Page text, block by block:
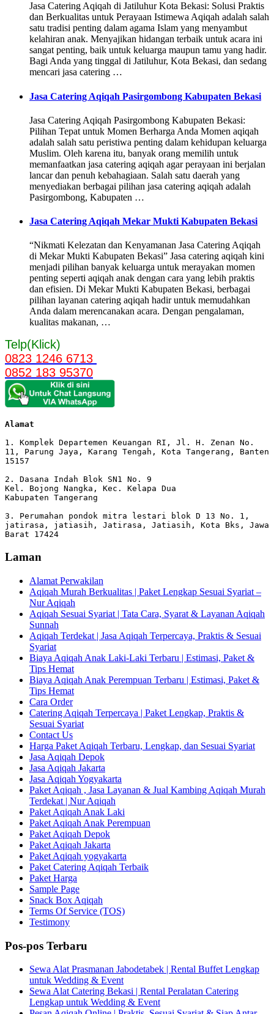
Jasa Catering Aqiqah di Jatiluhur Kota Bekasi: Solusi Praktis
dan Berkualitas untuk Perayaan Istimewa Aqiqah adalah salah
satu tradisi penting dalam agama Islam yang menyambut
kelahiran anak. Menyajikan hidangan terbaik untuk acara ini
sangat penting, baik untuk keluarga maupun tamu yang hadir.
Bagi Anda yang tinggal di Jatiluhur, Kota Bekasi, dan sedang
mencari jasa catering …
Jasa Catering Aqiqah Pasirgombong Kabupaten Bekasi
Jasa Catering Aqiqah Pasirgombong Kabupaten Bekasi:
Pilihan Tepat untuk Momen Berharga Anda Momen aqiqah
adalah salah satu peristiwa penting dalam kehidupan keluarga
Muslim. Oleh karena itu, banyak orang memilih untuk
memanfaatkan jasa catering aqiqah agar perayaan ini berjalan
lancar dan penuh kebahagiaan. Salah satu daerah yang
menyediakan berbagai pilihan jasa catering aqiqah adalah
Pasirgombong, Kabupaten …
Jasa Catering Aqiqah Mekar Mukti Kabupaten Bekasi
“Nikmati Kelezatan dan Kenyamanan Jasa Catering Aqiqah
di Mekar Mukti Kabupaten Bekasi” Jasa catering aqiqah kini
menjadi pilihan banyak keluarga untuk merayakan momen
penting seperti aqiqah anak dengan cara yang lebih praktis
dan efisien. Di Mekar Mukti Kabupaten Bekasi, berbagai
pilihan layanan catering aqiqah hadir untuk memudahkan
Anda dalam merencanakan acara. Dengan pengalaman,
kualitas makanan, …
Telp(Klick)
0823 1246 6713
0852 183 95370
Alamat
1. Komplek Departemen Keuangan RI, Jl. H. Zenan No.
11, Parung Jaya, Karang Tengah, Kota Tangerang, Banten
15157
2. Dasana Indah Blok SN1 No. 9
Kel. Bojong Nangka, Kec. Kelapa Dua
Kabupaten Tangerang
3. Perumahan pondok mitra lestari blok D 13 No. 1,
jatirasa, jatiasih, Jatirasa, Jatiasih, Kota Bks, Jawa
Barat 17424
Laman
Alamat Perwakilan
Aqiqah Murah Berkualitas | Paket Lengkap Sesuai Syariat –
Nur Aqiqah
Aqiqah Sesuai Syariat | Tata Cara, Syarat & Layanan Aqiqah
Sunnah
Aqiqah Terdekat | Jasa Aqiqah Terpercaya, Praktis & Sesuai
Syariat
Biaya Aqiqah Anak Laki-Laki Terbaru | Estimasi, Paket &
Tips Hemat
Biaya Aqiqah Anak Perempuan Terbaru | Estimasi, Paket &
Tips Hemat
Cara Order
Catering Aqiqah Terpercaya | Paket Lengkap, Praktis &
Sesuai Syariat
Contact Us
Harga Paket Aqiqah Terbaru, Lengkap, dan Sesuai Syariat
Jasa Aqiqah Depok
Jasa Aqiqah Jakarta
Jasa Aqiqah Yogyakarta
Paket Aqiqah , Jasa Layanan & Jual Kambing Aqiqah Murah
Terdekat | Nur Aqiqah
Paket Aqiqah Anak Laki
Paket Aqiqah Anak Perempuan
Paket Aqiqah Depok
Paket Aqiqah Jakarta
Paket Aqiqah yogyakarta
Paket Catering Aqiqah Terbaik
Paket Harga
Sample Page
Snack Box Aqiqah
Terms Of Service (TOS)
Testimony
Pos-pos Terbaru
Sewa Alat Prasmanan Jabodetabek | Rental Buffet Lengkap
untuk Wedding & Event
Sewa Alat Catering Bekasi | Rental Peralatan Catering
Lengkap untuk Wedding & Event